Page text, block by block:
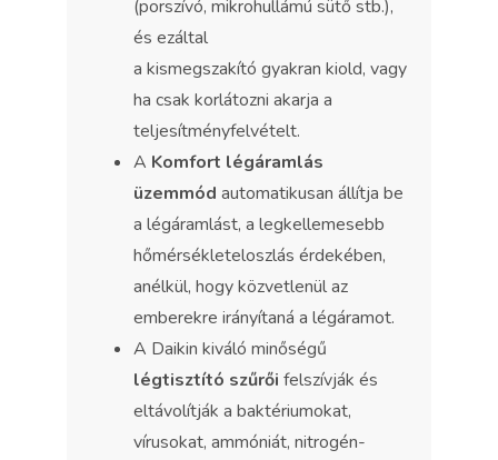
(porszívó, mikrohullámú sütő stb.),
és ezáltal
a kismegszakító gyakran kiold, vagy
ha csak korlátozni akarja a
teljesítményfelvételt.
A Komfort légáramlás
üzemmód automatikusan állítja be
a légáramlást, a legkellemesebb
hőmérsékleteloszlás érdekében,
anélkül, hogy közvetlenül az
emberekre irányítaná a légáramot.
A Daikin kiváló minőségű
légtisztító szűrői felszívják és
eltávolítják a baktériumokat,
vírusokat, ammóniát, nitrogén-